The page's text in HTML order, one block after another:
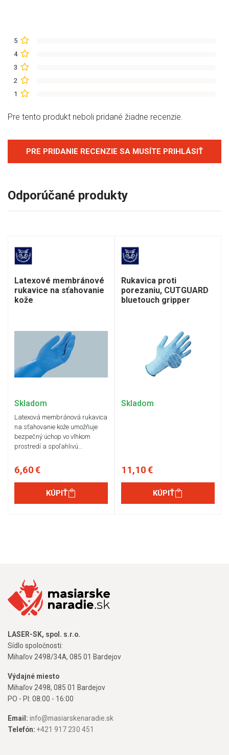
5
4
3
2
1
Pre tento produkt neboli pridané žiadne recenzie.
PRE PRIDANIE RECENZIE SA MUSÍTE PRIHLÁSIŤ
Odporúčané produkty
Latexové membránové
rukavice na sťahovanie
kože
Skladom
Latexová membránová rukavica
na sťahovanie kože umožňuje
bezpečný úchop vo vlhkom
prostredí a spoľahlivú…
6,60 €
KÚPIŤ
Rukavica proti
porezaniu, CUTGUARD
bluetouch gripper
Skladom
11,10 €
KÚPIŤ
LASER-SK, spol. s.r.o.
Sídlo spoločnosti:
Mihaľov 2498/34A, 085 01 Bardejov
Výdajné miesto
Mihaľov 2498, 085 01 Bardejov
PO - PI: 08:00 - 16:00
Email: info@masiarskenaradie.sk
Telefón: +421 917 230 451